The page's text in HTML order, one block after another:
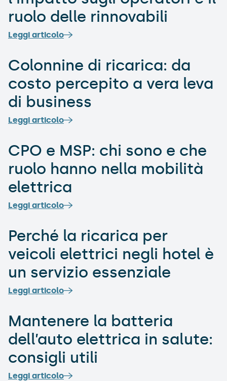
ruolo delle rinnovabili
Leggi articolo
Colonnine di ricarica: da
costo percepito a vera leva
di business
Leggi articolo
CPO e MSP: chi sono e che
ruolo hanno nella mobilità
elettrica
Leggi articolo
Perché la ricarica per
veicoli elettrici negli hotel è
un servizio essenziale
Leggi articolo
Mantenere la batteria
dell’auto elettrica in salute:
consigli utili
Leggi articolo